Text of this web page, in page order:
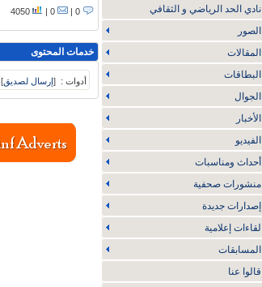
نادي الحد الرياضي و الثقافي
الصور
المقالات
البطاقات
الجوال
الأخبار
الفيديو
أحداث ومناسبات
منشورات صحفية
إصدارات جديدة
لقاءات إعلامية
المسابقات
قالوا عنا
0 |
0 |
4050
خدمات المحتوى
أدوات : [إرسال لصديق]